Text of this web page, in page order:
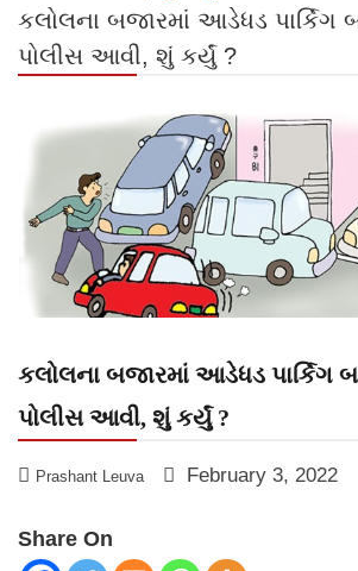
કલોલના બજારમાં આડેધડ પાર્કિગ
પોલીસ આવી, શું કર્યું ?
કલોલના બજારમાં આડેધડ પાર્કિગ
પોલીસ આવી, શું કર્યું ?
Prashant Leuva February 3, 2022
Share On